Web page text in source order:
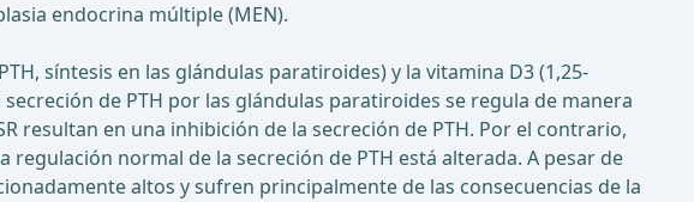
endocrina múltiple (MEN).
síntesis en las glándulas paratiroides) y la vitamina D3 (1,25-
de PTH por las glándulas paratiroides se regula de manera
resultan en una inhibición de la secreción de PTH. Por el contrario,
regulación normal de la secreción de PTH está alterada. A pesar de
altos y sufren principalmente de las consecuencias de la